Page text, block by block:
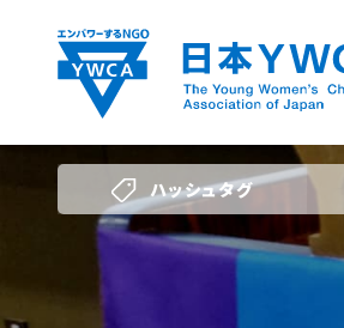
content
ハッシュタグ